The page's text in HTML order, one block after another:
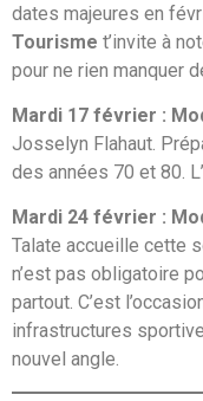
dates majeures en
Tourisme t’invite à
pour ne rien manquer
Mardi 17 février :
Josselyn Flahaut.
des années 70 et 80.
Mardi 24 février :
Talate accueille cette
n’est pas obligatoire
partout. C’est
infrastructures
nouvel angle.